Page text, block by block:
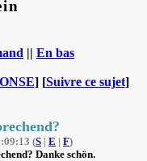
|| En bas
] [Suivre ce sujet]
(S | E | F)
Danke schön.